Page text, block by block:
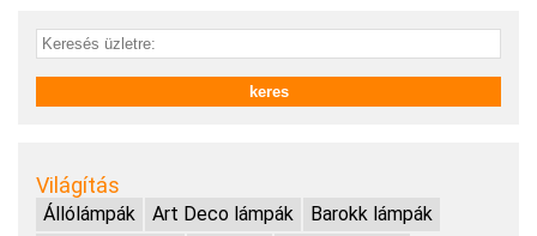
Világítás
Állólámpák Art Deco lámpák
Barokk lámpák